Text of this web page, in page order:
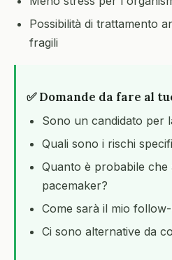
Possibilità di trattamento
fragili
✅ Domande da fare al
Sono un candidato per
Quali sono i rischi
Quanto è probabile
pacemaker?
Come sarà il mio
Ci sono alternative da